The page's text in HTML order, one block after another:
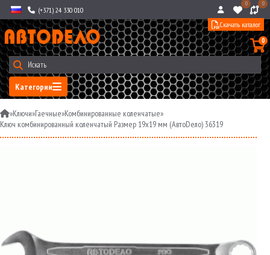
(+371) 24 330 010
0 0
Категории
0
Скачать каталог
»Ключи»Гаечные»Комбинированные коленчатые»
Ключ комбинированный коленчатый Размер 19х19 мм (АвтоDело) 36319